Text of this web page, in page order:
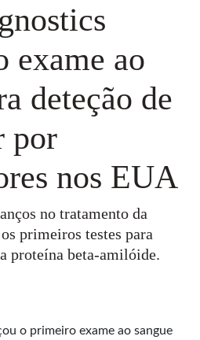
exame ao
deteção de
por
nos EUA
no tratamento da
primeiros testes para
proteína beta-amilóide.
o primeiro exame ao sangue